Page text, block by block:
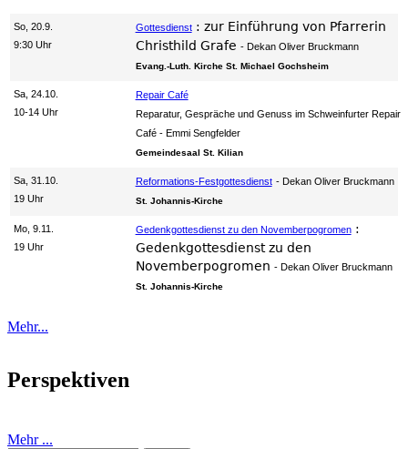
So, 20.9.
9:30 Uhr
Gottesdienst: zur Einführung von Pfarrerin
Christhild Grafe
Dekan Oliver Bruckmann
Evang.-Luth. Kirche St. Michael Gochsheim
Sa, 24.10.
10-14 Uhr
Repair Café
Reparatur, Gespräche und Genuss im Schweinfurter Repair
Café
Emmi Sengfelder
Gemeindesaal St. Kilian
Sa, 31.10.
19 Uhr
Reformations-Festgottesdienst Dekan Oliver Bruckmann
St. Johannis-Kirche
Mo, 9.11.
19 Uhr
Gedenkgottesdienst zu den Novemberpogromen:
Gedenkgottesdienst zu den
Novemberpogromen
Dekan Oliver Bruckmann
St. Johannis-Kirche
Mehr...
Perspektiven
Mehr ...